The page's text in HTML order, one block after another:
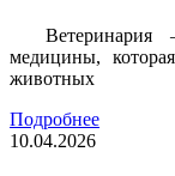
медицины,
животных
Подробнее
10.04.2026